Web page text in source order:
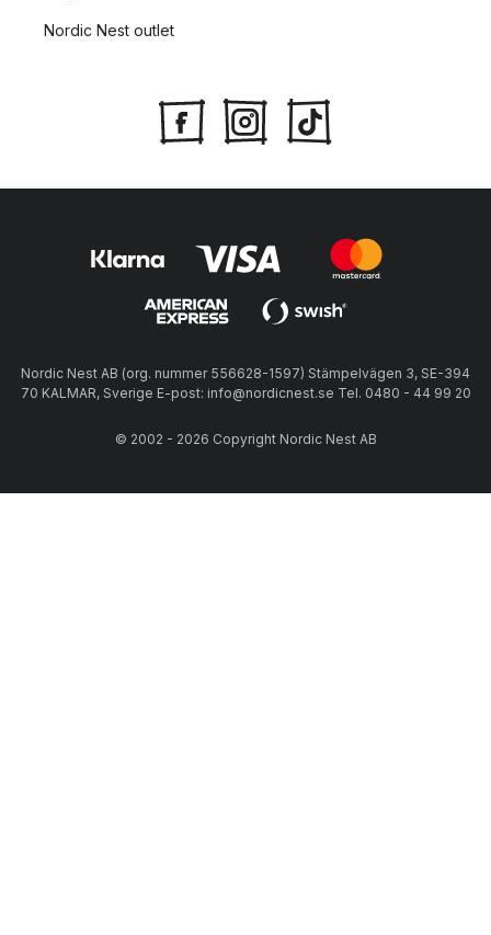
Nordic Nest outlet
Nordic Nest AB (org. nummer 556628-1597) Stämpelvägen 3, SE-394
70 KALMAR, Sverige E-post: info@nordicnest.se Tel. 0480 - 44 99 20
© 2002 - 2026 Copyright Nordic Nest AB